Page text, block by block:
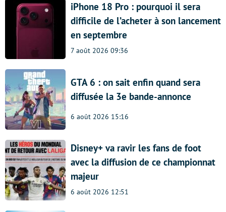
iPhone 18 Pro : pourquoi il sera
difficile de l’acheter à son lancement
en septembre
7 août 2026 09:36
GTA 6 : on sait enfin quand sera
diffusée la 3e bande-annonce
6 août 2026 15:16
Disney+ va ravir les fans de foot
avec la diffusion de ce championnat
majeur
6 août 2026 12:51